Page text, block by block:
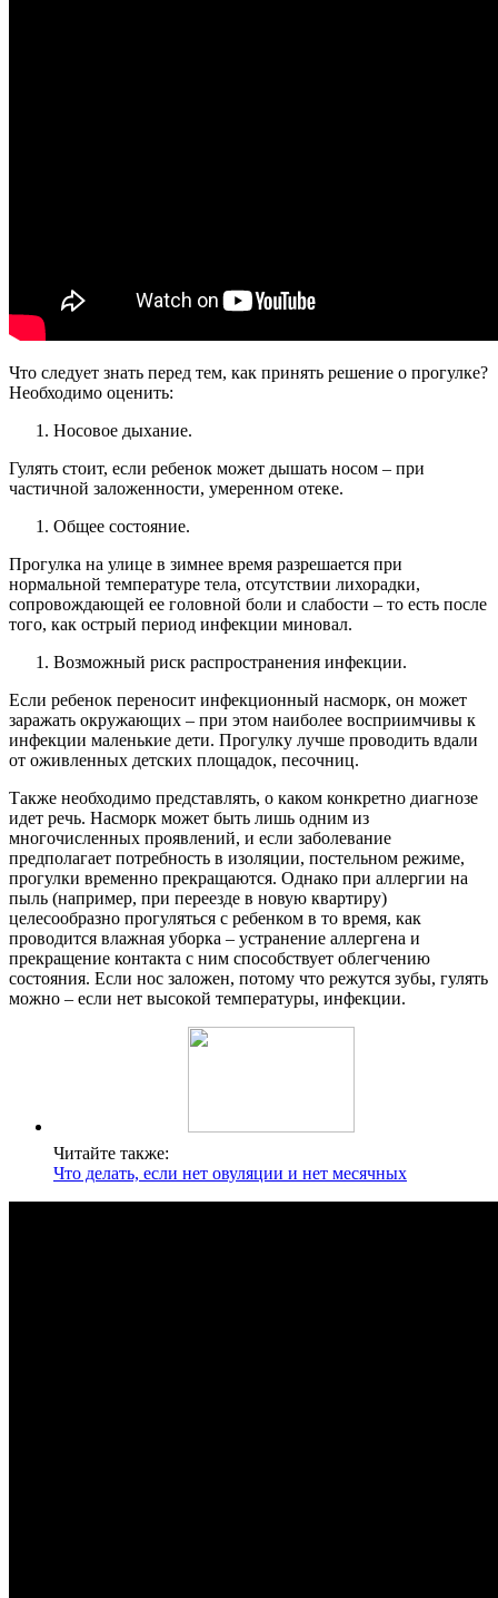
Что следует знать перед тем, как принять решение о прогулке?
Необходимо оценить:
Носовое дыхание.
Гулять стоит, если ребенок может дышать носом – при
частичной заложенности, умеренном отеке.
Общее состояние.
Прогулка на улице в зимнее время разрешается при
нормальной температуре тела, отсутствии лихорадки,
сопровождающей ее головной боли и слабости – то есть после
того, как острый период инфекции миновал.
Возможный риск распространения инфекции.
Если ребенок переносит инфекционный насморк, он может
заражать окружающих – при этом наиболее восприимчивы к
инфекции маленькие дети. Прогулку лучше проводить вдали
от оживленных детских площадок, песочниц.
Также необходимо представлять, о каком конкретно диагнозе
идет речь. Насморк может быть лишь одним из
многочисленных проявлений, и если заболевание
предполагает потребность в изоляции, постельном режиме,
прогулки временно прекращаются. Однако при аллергии на
пыль (например, при переезде в новую квартиру)
целесообразно прогуляться с ребенком в то время, как
проводится влажная уборка – устранение аллергена и
прекращение контакта с ним способствует облегчению
состояния. Если нос заложен, потому что режутся зубы, гулять
можно – если нет высокой температуры, инфекции.
Читайте также:
Что делать, если нет овуляции и нет месячных